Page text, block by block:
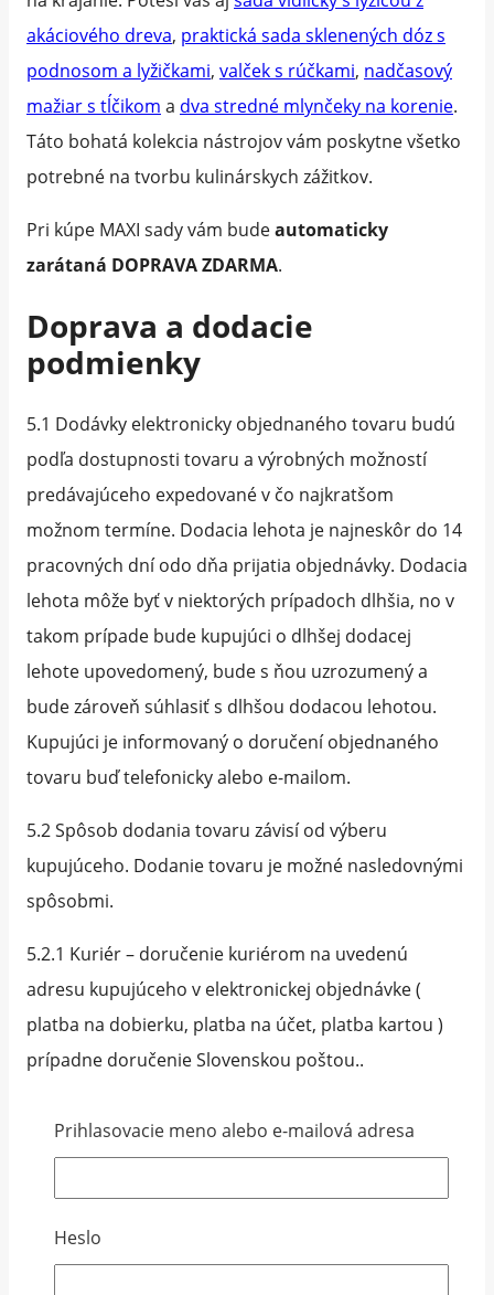
akáciového dreva, praktická sada sklenených dóz s
podnosom a lyžičkami, valček s rúčkami, nadčasový
mažiar s tĺčikom a dva stredné mlynčeky na korenie.
Táto bohatá kolekcia nástrojov vám poskytne všetko
potrebné na tvorbu kulinárskych zážitkov.
Pri kúpe MAXI sady vám budeautomaticky
zarátaná DOPRAVA ZDARMA.
Doprava a dodacie
podmienky
5.1 Dodávky elektronicky objednaného tovaru budú
podľa dostupnosti tovaru a výrobných možností
predávajúceho expedované v čo najkratšom
možnom termíne. Dodacia lehota je najneskôr do 14
pracovných dní odo dňa prijatia objednávky. Dodacia
lehota môže byť v niektorých prípadoch dlhšia, no v
takom prípade bude kupujúci o dlhšej dodacej
lehote upovedomený, bude s ňou uzrozumený a
bude zároveň súhlasiť s dlhšou dodacou lehotou.
Kupujúci je informovaný o doručení objednaného
tovaru buď telefonicky alebo e-mailom.
5.2 Spôsob dodania tovaru závisí od výberu
kupujúceho. Dodanie tovaru je možné nasledovnými
spôsobmi.
5.2.1 Kuriér – doručenie kuriérom na uvedenú
adresu kupujúceho v elektronickej objednávke (
platba na dobierku, platba na účet, platba kartou )
prípadne doručenie Slovenskou poštou..
5.3 Vlastnícke právo k tovaru prechádza na
Kupujúceho jeho prevzatím a zaplatením celkovej
Prihlasovacie meno alebo e-mailová adresa
Heslo